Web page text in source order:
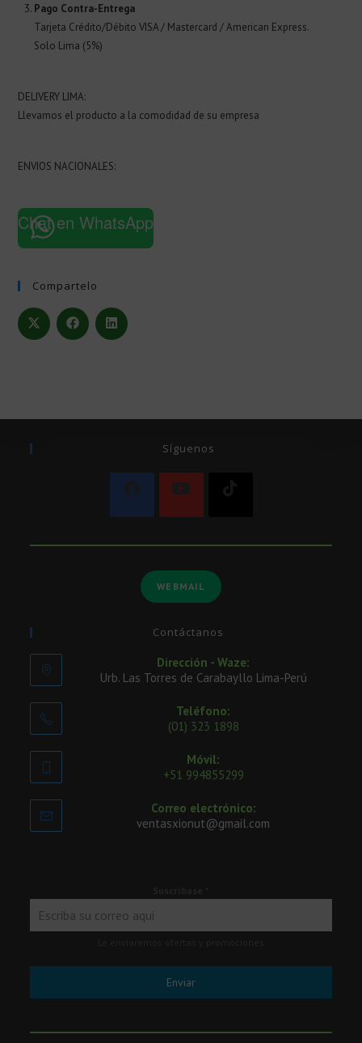
Pago Contra-Entrega
Tarjeta Crédito/Débito VISA / Mastercard / American Express.
Solo Lima (5%)
DELIVERY LIMA:
Llevamos el producto a la comodidad de su empresa
ENVIOS NACIONALES:
Chat en WhatsApp
Compartelo
Síguenos
WEBMAIL
Contáctanos
Dirección - Waze:
Urb. Las Torres de Carabayllo Lima-Perú
Teléfono:
(01) 323 1898
Móvil:
+51 994855299
Correo electrónico:
ventasxionut@gmail.com
Enviar